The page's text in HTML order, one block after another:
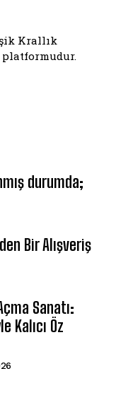
Krallık
durumda;
Bir Alışveriş
Sanatı:
Kalıcı Öz